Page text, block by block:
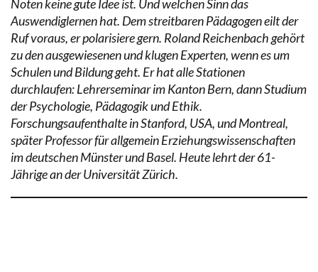
Noten keine gute Idee ist. Und welchen Sinn das
Auswendiglernen hat. Dem streitbaren Pädagogen eilt der
Ruf voraus, er polarisiere gern. Roland Reichenbach gehört
zu den ausgewiesenen und klugen Experten, wenn es um
Schulen und Bildung geht. Er hat alle Stationen
durchlaufen: Lehrerseminar im Kanton Bern, dann Studium
der Psychologie, Pädagogik und Ethik.
Forschungsaufenthalte in Stanford, USA, und Montreal,
später Professor für allgemein Erziehungswissenschaften
im deutschen Münster und Basel. Heute lehrt der 61-
Jährige an der Universität Zürich.